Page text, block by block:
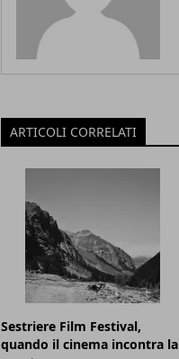
ARTICOLI CORRELATI
Sestriere Film Festival,
quando il cinema incontra la